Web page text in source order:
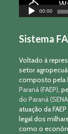
00:00
Sistema
Voltado à
setor
composto pela
Paraná (FAEP),
do Paraná
atuação da
legal dos
como o